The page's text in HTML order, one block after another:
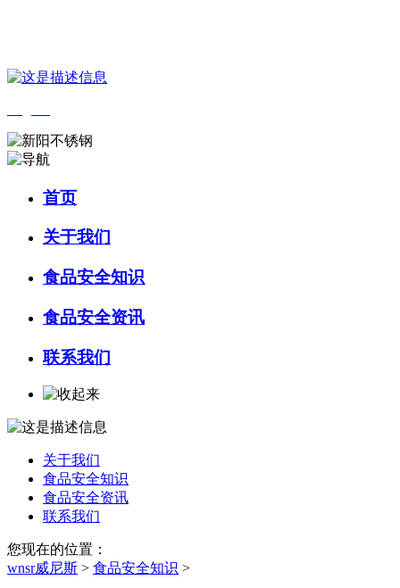
首页
关于我们
食品安全知识
食品安全资讯
联系我们
关于我们
食品安全知识
食品安全资讯
联系我们
您现在的位置：
wnsr威尼斯 > 食品安全知识 >